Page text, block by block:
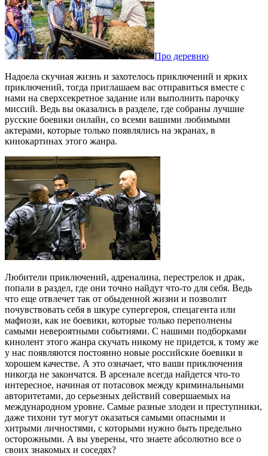
Про деревню
Надоела скучная жизнь и захотелось приключений и ярких
приключений, тогда приглашаем вас отправиться вместе с
нами на сверхсекретное задание или выполнить парочку
миссий. Ведь вы оказались в разделе, где собраны лучшие
русские боевики онлайн, со всеми вашими любимыми
актерами, которые только появлялись на экранах, в
кинокартинах этого жанра.
Любители приключений, адреналина, перестрелок и драк,
попали в раздел, где они точно найдут что-то для себя. Ведь
что еще отвлечет так от обыденной жизни и позволит
почувствовать себя в шкуре супергероя, спецагента или
мафиози, как не боевики, которые только переполнены
самыми невероятными событиями. С нашими подборками
кинолент этого жанра скучать никому не придется, к тому же
у нас появляются постоянно новые российские боевики в
хорошем качестве. А это означает, что ваши приключения
никогда не закончатся. В арсенале всегда найдется что-то
интересное, начиная от потасовок между криминальными
авторитетами, до серьезных действий совершаемых на
международном уровне. Самые разные злодеи и преступники,
даже тихони тут могут оказаться самыми опасными и
хитрыми личностями, с которыми нужно быть предельно
осторожными. А вы уверены, что знаете абсолютно все о
своих знакомых и соседях?